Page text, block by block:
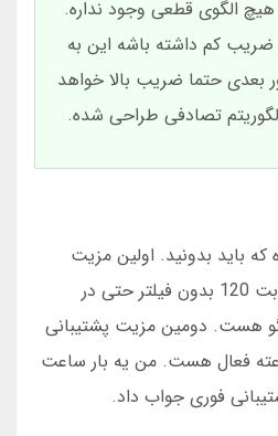
در بازی انفجار بت 120 هیچ الگوی قطعی وجود نداره.
متوالی ضریب کم داشته باشه این به
بعدی حتما ضریب بالا خواهد
تصادفی طراحی شده.
داره که باید بدونید. اولین مزیت
سرعت بالا هست. سایت بت 120 بدون فیلتر حتی در
هست. دومین مزیت پشتیبانی
هست که 24 ساعته فعال هست. من یه بار ساعت